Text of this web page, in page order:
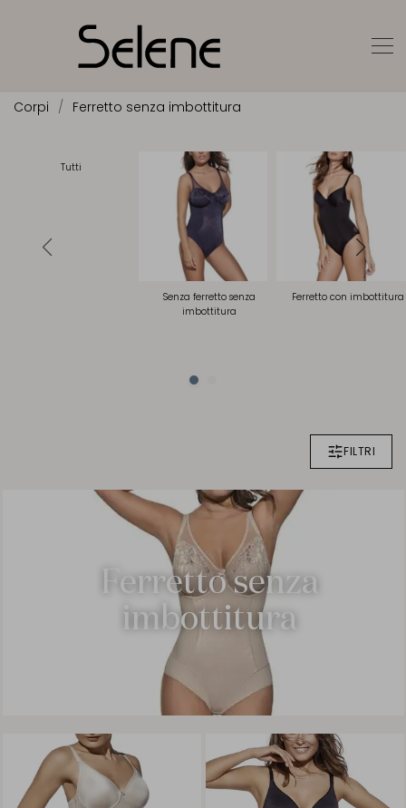
Corpi Ferretto senza imbottitura
Tutti
Senza ferretto senza
imbottitura
Ferretto con imbottitura
FILTRI
Ferretto senza
imbottitura